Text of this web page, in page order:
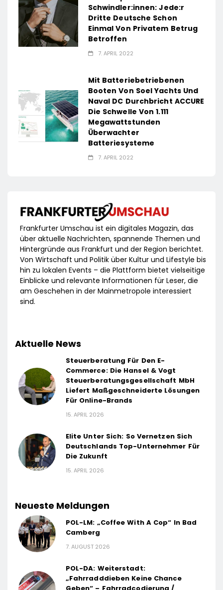
Schwindler:innen: Jede:r
Dritte Deutsche Schon
Einmal Von Privatem Betrug
Betroffen
7. APRIL 2022
Mit Batteriebetriebenen
Booten Von Soel Yachts Und
Naval DC Durchbricht ACCURE
Die Schwelle Von 1.111
Megawattstunden
Überwachter
Batteriesysteme
7. APRIL 2022
Frankfurter Umschau ist ein digitales Magazin, das
über aktuelle Nachrichten, spannende Themen und
Hintergründe aus Frankfurt und der Region berichtet.
Von Wirtschaft und Politik über Kultur und Lifestyle bis
hin zu lokalen Events – die Plattform bietet vielseitige
Einblicke und relevante Informationen für Leser, die
am Geschehen in der Mainmetropole interessiert
sind.
Aktuelle News
Steuerberatung Für Den E-
Commerce: Die Hansel & Vogt
Steuerberatungsgesellschaft MbH
Liefert Maßgeschneiderte Lösungen
Für Online-Brands
15. APRIL 2026
Elite Unter Sich: So Vernetzen Sich
Deutschlands Top-Unternehmer Für
Die Zukunft
15. APRIL 2026
Neueste Meldungen
POL-LM: „Coffee With A Cop“ In Bad
Camberg
7. AUGUST 2026
POL-DA: Weiterstadt:
„Fahrradddieben Keine Chance